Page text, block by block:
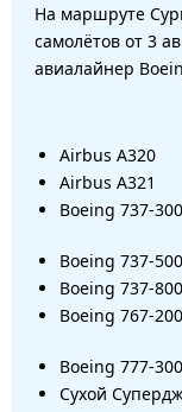
На маршруте
самолётов от 3
авиалайнер
Airbus A320
Airbus A321
Boeing 737-300
Boeing 737-500
Boeing 737-800
Boeing 767-
Boeing 777-
Сухой